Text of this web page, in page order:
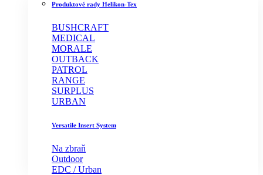
Produktové rady Helikon-Tex
BUSHCRAFT
MEDICAL
MORALE
OUTBACK
PATROL
RANGE
SURPLUS
URBAN
Versatile Insert System
Na zbraň
Outdoor
EDC / Urban